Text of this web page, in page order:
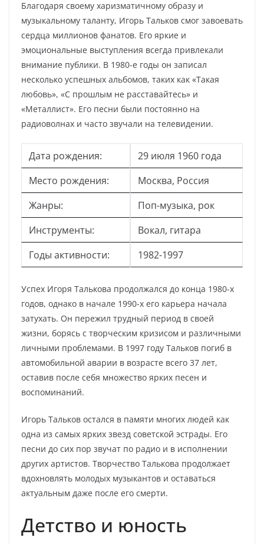
Благодаря своему харизматичному образу и
музыкальному таланту, Игорь Тальков смог завоевать
сердца миллионов фанатов. Его яркие и
эмоциональные выступления всегда привлекали
внимание публики. В 1980-е годы он записал
несколько успешных альбомов, таких как «Такая
любовь», «С прошлым не расставайтесь» и
«Металлист». Его песни были постоянно на
радиоволнах и часто звучали на телевидении.
Дата рождения:
29 июля 1960 года
Место рождения:
Москва, Россия
Жанры:
Поп-музыка, рок
Инструменты:
Вокал, гитара
Годы активности:
1982-1997
Успех Игоря Талькова продолжался до конца 1980-х
годов, однако в начале 1990-х его карьера начала
затухать. Он пережил трудный период в своей
жизни, борясь с творческим кризисом и различными
личными проблемами. В 1997 году Тальков погиб в
автомобильной аварии в возрасте всего 37 лет,
оставив после себя множество ярких песен и
воспоминаний.
Игорь Тальков остался в памяти многих людей как
одна из самых ярких звезд советской эстрады. Его
песни до сих пор звучат по радио и в исполнении
других артистов. Творчество Талькова продолжает
вдохновлять молодых музыкантов и оставаться
актуальным даже после его смерти.
Детство и юность